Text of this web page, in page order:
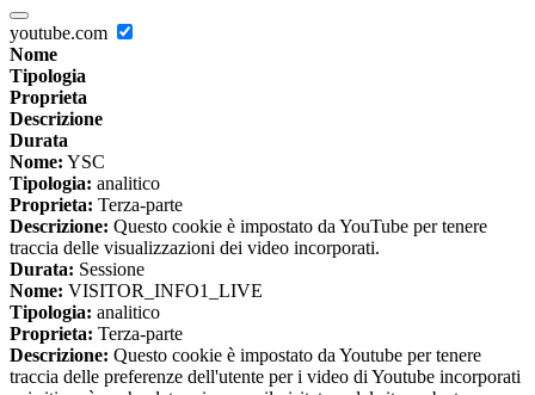
youtube.com
Nome
Tipologia
Proprieta
Descrizione
Durata
Nome: YSC
Tipologia: analitico
Proprieta: Terza-parte
Descrizione: Questo cookie è impostato da YouTube per tenere
traccia delle visualizzazioni dei video incorporati.
Durata: Sessione
Nome: VISITOR_INFO1_LIVE
Tipologia: analitico
Proprieta: Terza-parte
Descrizione: Questo cookie è impostato da Youtube per tenere
traccia delle preferenze dell'utente per i video di Youtube incorporati